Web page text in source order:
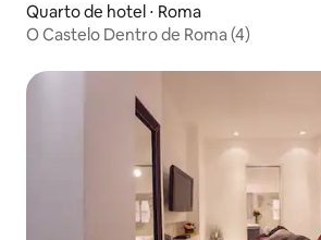
Quarto de hotel ⋅ Roma
O Castelo Dentro de Roma (4)